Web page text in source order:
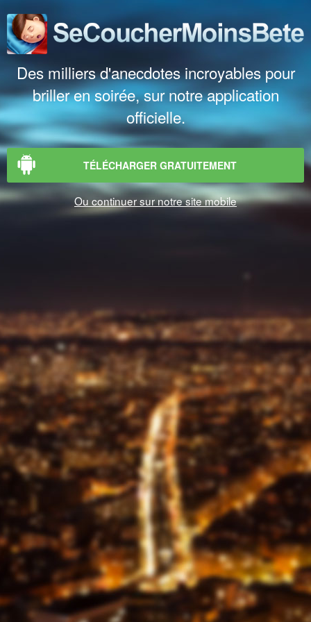
Des milliers d'anecdotes incroyables pour
briller en soirée, sur notre application
officielle.
TÉLÉCHARGER GRATUITEMENT
Ou continuer sur notre site mobile